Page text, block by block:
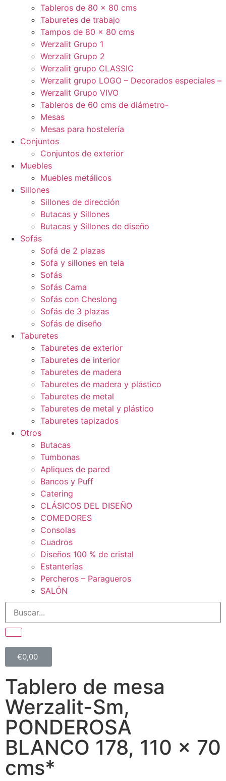
Tableros de 80 x 80 cms
Taburetes de trabajo
Tampos de 80 x 80 cms
Werzalit Grupo 1
Werzalit Grupo 2
Werzalit grupo CLASSIC
Werzalit grupo LOGO – Decorados especiales –
Werzalit Grupo VIVO
Tableros de 60 cms de diámetro-
Mesas
Mesas para hostelería
Conjuntos
Conjuntos de exterior
Muebles
Muebles metálicos
Sillones
Sillones de dirección
Butacas y Sillones
Butacas y Sillones de diseño
Sofás
Sofá de 2 plazas
Sofa y sillones en tela
Sofás
Sofás Cama
Sofás con Cheslong
Sofás de 3 plazas
Sofás de diseño
Taburetes
Taburetes de exterior
Taburetes de interior
Taburetes de madera
Taburetes de madera y plástico
Taburetes de metal
Taburetes de metal y plástico
Taburetes tapizados
Otros
Butacas
Tumbonas
Apliques de pared
Bancos y Puff
Catering
CLÁSICOS DEL DISEÑO
COMEDORES
Consolas
Cuadros
Diseños 100 % de cristal
Estanterías
Percheros – Paragueros
SALÓN
€0,00
Tablero de mesa
Werzalit-Sm,
PONDEROSA
BLANCO 178, 110 x 70
cms*